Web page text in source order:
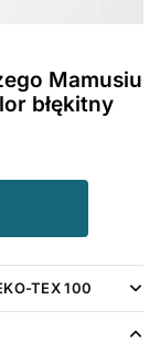
Mamusiu
błękitny
TEX 100